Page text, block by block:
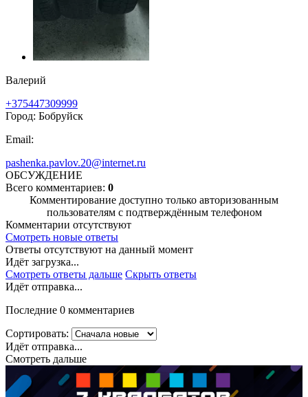
Валерий
+375447309999
Город: Бобруйск
Email:
pashenka.pavlov.20@internet.ru
ОБСУЖДЕНИЕ
Всего комментариев: 0
Комментирование доступно только авторизованным
пользователям с подтверждённым телефоном
Комментарии отсутствуют
Смотреть новые ответы
Ответы отсутствуют на данный момент
Идёт загрузка...
Смотреть ответы дальше Скрыть ответы
Идёт отправка...
Последние 0 комментариев
Сортировать:
Идёт отправка...
Смотреть дальше